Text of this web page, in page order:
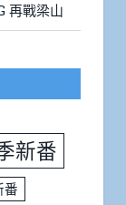
再戰梁山
新番
番